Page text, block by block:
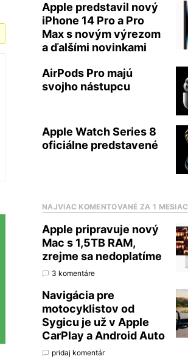
Apple predstavil nový
iPhone 14 Pro a Pro
Max s novým výrezom
a ďalšími novinkami
AirPods Pro majú
svojho nástupcu
Apple Watch Series 8
oficiálne predstavené
NAJVIAC KOMENTOVANÉ ZA 1 MESIAC
Apple pripravuje nový
Mac s 1,5TB RAM,
zrejme sa nedoplatíme
3 komentáre
Navigácia pre
motocyklistov od
Sygicu je už v Apple
CarPlay a Android Auto
pridaj komentár